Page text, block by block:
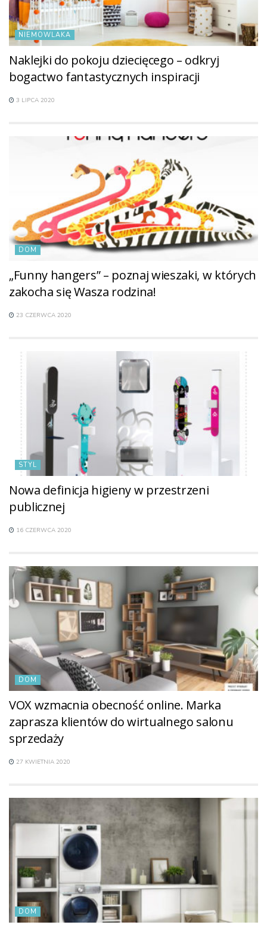
NIEMOWLAKA
Naklejki do pokoju dziecięcego – odkryj
bogactwo fantastycznych inspiracji
3 LIPCA 2020
DOM
„Funny hangers” – poznaj wieszaki, w których
zakocha się Wasza rodzina!
23 CZERWCA 2020
STYL
Nowa definicja higieny w przestrzeni
publicznej
16 CZERWCA 2020
DOM
VOX wzmacnia obecność online. Marka
zaprasza klientów do wirtualnego salonu
sprzedaży
27 KWIETNIA 2020
DOM